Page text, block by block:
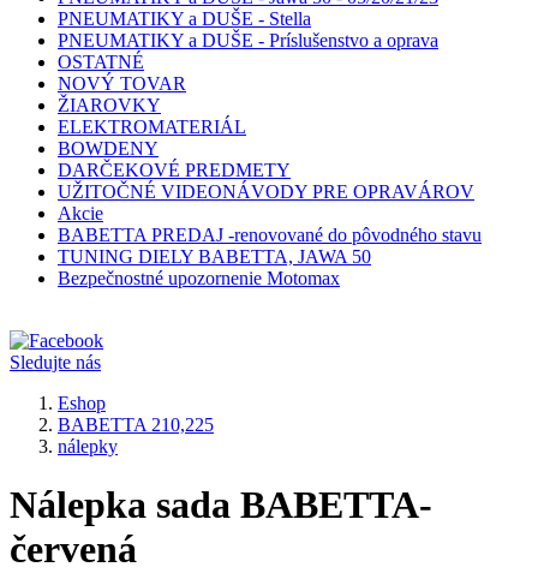
PNEUMATIKY a DUŠE - Stella
PNEUMATIKY a DUŠE - Príslušenstvo a oprava
OSTATNÉ
NOVÝ TOVAR
ŽIAROVKY
ELEKTROMATERIÁL
BOWDENY
DARČEKOVÉ PREDMETY
UŽITOČNÉ VIDEONÁVODY PRE OPRAVÁROV
Akcie
BABETTA PREDAJ -renovované do pôvodného stavu
TUNING DIELY BABETTA, JAWA 50
Bezpečnostné upozornenie Motomax
Sledujte nás
Eshop
BABETTA 210,225
nálepky
Nálepka sada BABETTA-
červená